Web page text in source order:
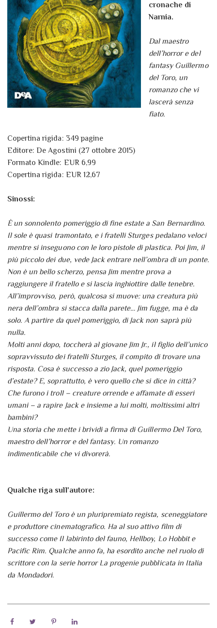
cronache di
Narnia.
Dal maestro
dell’horror e del
fantasy Guillermo
del Toro, un
romanzo che vi
lascerà senza
fiato.
Copertina rigida: 349 pagine
Editore: De Agostini (27 ottobre 2015)
Formato Kindle: EUR 6,99
Copertina rigida: EUR 12,67
Sinossi:
È un sonnolento pomeriggio di fine estate a San Bernardino.
Il sole è quasi tramontato, e i fratelli Sturges pedalano veloci
mentre si inseguono con le loro pistole di plastica. Poi Jim, il
più piccolo dei due, vede Jack entrare nell’ombra di un ponte.
Non è un bello scherzo, pensa Jim mentre prova a
raggiungere il fratello e si lascia inghiottire dalle tenebre.
All’improvviso, però, qualcosa si muove: una creatura più
nera dell’ombra si stacca dalla parete… Jim fugge, ma è da
solo. A partire da quel pomeriggio, di Jack non saprà più
nulla.
Molti anni dopo, toccherà al giovane Jim Jr., il figlio dell’unico
sopravvissuto dei fratelli Sturges, il compito di trovare una
risposta. Cosa è successo a zio Jack, quel pomeriggio
d’estate? E, soprattutto, è vero quello che si dice in città?
Che furono i troll – creature orrende e affamate di esseri
umani – a rapire Jack e insieme a lui molti, moltissimi altri
bambini?
Una storia che mette i brividi a firma di Guillermo Del Toro,
maestro dell’horror e del fantasy. Un romanzo
indimenticabile che vi divorerà.
Qualche riga sull'autore:
Guillermo del Toro è un pluripremiato regista, sceneggiatore
e produttore cinematografico. Ha al suo attivo film di
successo come Il labirinto del fauno, Hellboy, Lo Hobbit e
Pacific Rim. Qualche anno fa, ha esordito anche nel ruolo di
scrittore con la serie horror La progenie pubblicata in Italia
da Mondadori.